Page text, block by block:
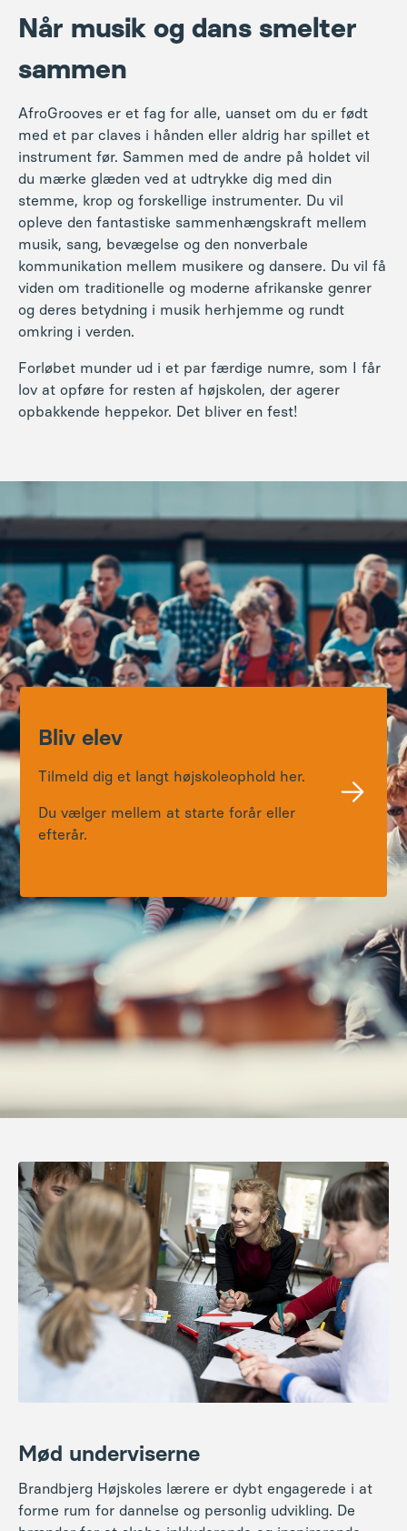
Når musik og dans smelter
sammen
AfroGrooves er et fag for alle, uanset om du er født
med et par claves i hånden eller aldrig har spillet et
instrument før. Sammen med de andre på holdet vil
du mærke glæden ved at udtrykke dig med din
stemme, krop og forskellige instrumenter. Du vil
opleve den fantastiske sammenhængskraft mellem
musik, sang, bevægelse og den nonverbale
kommunikation mellem musikere og dansere. Du vil få
viden om traditionelle og moderne afrikanske genrer
og deres betydning i musik herhjemme og rundt
omkring i verden.
Forløbet munder ud i et par færdige numre, som I får
lov at opføre for resten af højskolen, der agerer
opbakkende heppekor. Det bliver en fest!
Bliv elev
Tilmeld dig et langt højskoleophold her.
Du vælger mellem at starte forår eller
efterår.
Mød underviserne
Brandbjerg Højskoles lærere er dybt engagerede i at
forme rum for dannelse og personlig udvikling. De